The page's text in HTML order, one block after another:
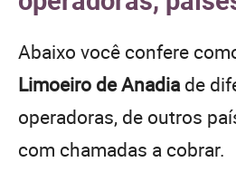
Abaixo você confere
Limoeiro de Anadia de
operadoras, de outros
com chamadas a cobrar.